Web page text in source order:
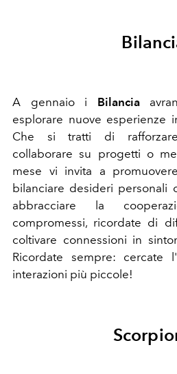
A gennaio i Bilancia
esplorare nuove esperienze
Che si tratti di rafforzare
collaborare su progetti o
mese vi invita a
bilanciare desideri personali
abbracciare la
compromessi, ricordate di
coltivare connessioni in
Ricordate sempre: cercate
interazioni più piccole!